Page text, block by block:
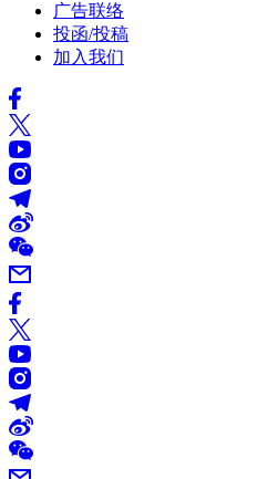
广告联络
投函/投稿
加入我们